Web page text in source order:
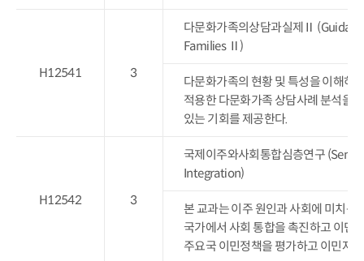
H12541 3
다문화가족의상담과실제Ⅱ
Families Ⅱ)
다문화가족의 현황 및 특성을 이해하
적용한 다문화가족 상담사례 분석을
있는 기회를 제공한다.
H12542 3
국제이주와사회통합심층연구
Integration)
본 교과는 이주 원인과 사회에 미치는
국가에서 사회 통합을 촉진하고 이민
주요국 이민정책을 평가하고 이민자